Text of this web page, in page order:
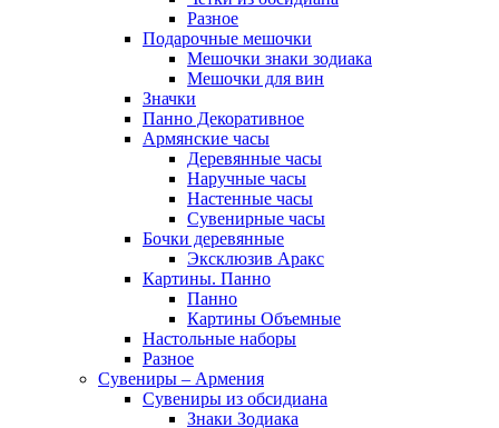
Разное
Подарочные мешочки
Мешочки знаки зодиака
Мешочки для вин
Значки
Панно Декоративное
Армянские часы
Деревянные часы
Наручные часы
Настенные часы
Сувенирные часы
Бочки деревянные
Эксклюзив Аракс
Картины. Панно
Панно
Картины Объемные
Настольные наборы
Разное
Сувениры – Армения
Сувениры из обсидиана
Знаки Зодиака